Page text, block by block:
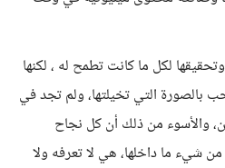
لكل ما كانت تطمح له ، لكنها
بالصورة التي تخيلتها، ولم تجد في
والأسوء من ذلك أن كل نجاح
شيء ما داخلها، هي لا تعرفه ولا